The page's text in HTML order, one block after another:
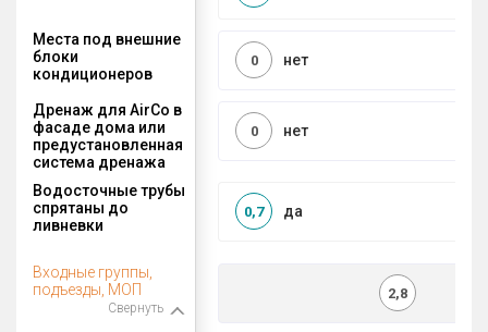
Места под внешние
блоки
кондиционеров
нет
0
Дренаж для AirCo в
фасаде дома или
предустановленная
система дренажа
нет
0
Водосточные трубы
спрятаны до
ливневки
да
0,7
Входные группы,
подъезды, МОП
Свернуть
2,8